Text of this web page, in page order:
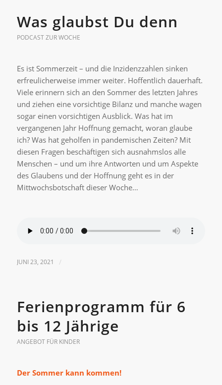
Was glaubst Du denn
PODCAST ZUR WOCHE
Es ist Sommerzeit – und die Inzidenzzahlen sinken
erfreulicherweise immer weiter. Hoffentlich dauerhaft.
Viele erinnern sich an den Sommer des letzten Jahres
und ziehen eine vorsichtige Bilanz und manche wagen
sogar einen vorsichtigen Ausblick. Was hat im
vergangenen Jahr Hoffnung gemacht, woran glaube
ich? Was hat geholfen in pandemischen Zeiten? Mit
diesen Fragen beschäftigen sich ausnahmslos alle
Menschen – und um ihre Antworten und um Aspekte
des Glaubens und der Hoffnung geht es in der
Mittwochsbotschaft dieser Woche…
JUNI 23, 2021 /
Ferienprogramm für 6
bis 12 Jährige
ANGEBOT FÜR KINDER
Der Sommer kann kommen!